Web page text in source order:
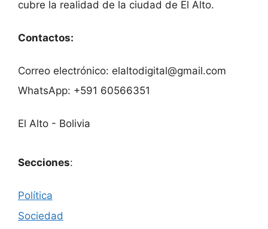
cubre la realidad de la ciudad de El Alto.
Contactos:
Correo electrónico: elaltodigital@gmail.com
WhatsApp: +591 60566351
El Alto - Bolivia
Secciones:
Política
Sociedad